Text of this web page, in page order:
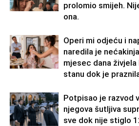
prolomio smijeh.
ona.
Operi mi odjeću i
naredila je
mjesec dana
stanu dok je
Potpisao je razvod
njegova šutljiva
sve dok nije stiglo